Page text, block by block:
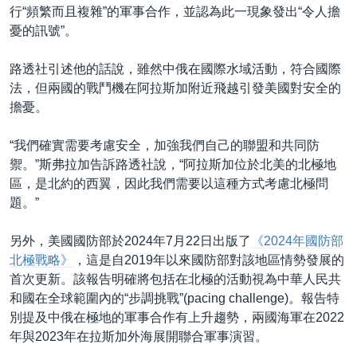
行“頻繁而且複雜”的軍事合作，並認為此一現象發出“令人擔
憂的訊號”。
路透社引述他的話說，雖然中俄在國際水域活動，符合國際
法，但兩國的戰鬥機在阿拉斯加附近飛越引發美國對安全的
擔憂。
“我們確實需要考慮安全，加強我們自己的聯盟和共同防
禦。”斯弗拉加告訴路透社說，“阿拉斯加位於北美的北極地
區，是北約的西翼，因此我們需要以這種方式考慮北極問
題。”
另外，美國國防部於2024年7月22日出版了
《2024年國防部
北極戰略》
，這是自2019年以來國防部對該地區情勢發展的
首次更新。該報告明確將包括在北極的活動視為中華人民共
和國在全球範圍內的“步調挑戰”(pacing challenge)。報告特
別提及中俄在極地的軍事合作有上升趨勢，兩國海軍在2022
年與2023年在拉斯加外海展開聯合軍事演習。